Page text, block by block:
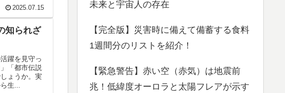
2025.07.15
知られざ
躍を見守っ
「都市伝説
ょうか。実
生...
未来と宇宙人の存在
【完全版】災害時に備えて備蓄する食料
1週間分のリストを紹介！
【緊急警告】赤い空（赤気）は地震前
兆！低緯度オーロラと太陽フレアが示す